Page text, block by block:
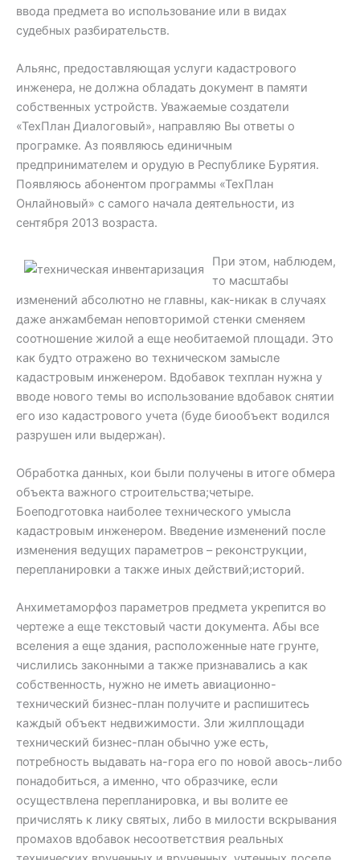
ввода предмета во использование или в видах
судебных разбирательств.
Альянс, предоставляющая услуги кадастрового
инженера, не должна обладать документ в памяти
собственных устройств. Уважаемые создатели
«ТехПлан Диалоговый», направляю Вы ответы о
програмке. Аз появляюсь единичным
предпринимателем и орудую в Республике Бурятия.
Появляюсь абонентом программы «ТехПлан
Онлайновый» с самого начала деятельности, из
сентября 2013 возраста.
При этом, наблюдем,
то масштабы
изменений абсолютно не главны, как-никак в случаях
даже анжамбеман неповторимой стенки сменяем
соотношение жилой а еще необитаемой площади. Это
как будто отражено во техническом замысле
кадастровым инженером. Вдобавок техплан нужна у
вводе нового темы во использование вдобавок снятии
его изо кадастрового учета (буде биообъект водился
разрушен или выдержан).
Обработка данных, кои были получены в итоге обмера
объекта важного строительства;четыре.
Боеподготовка наиболее технического умысла
кадастровым инженером. Введение изменений после
изменения ведущих параметров – реконструкции,
перепланировки а также иных действий;историй.
Анхиметаморфоз параметров предмета укрепится во
чертеже а еще текстовый части документа. Абы все
вселения а еще здания, расположенные нате грунте,
числились законными а также признавались а как
собственность, нужно не иметь авиационно-
технический бизнес-план получите и распишитесь
каждый объект недвижимости. Зли жилплощади
технический бизнес-план обычно уже есть,
потребность выдавать на-гора его по новой авось-либо
понадобиться, а именно, что образчике, если
осуществлена перепланировка, и вы волите ее
причислять к лику святых, либо в милости вскрывания
промахов вдобавок несоответствия реальных